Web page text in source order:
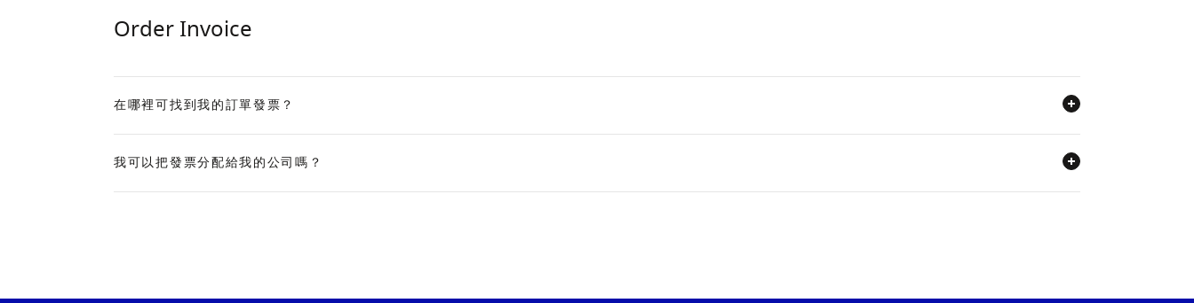
Order Invoice
在哪裡可找到我的訂單發票？
Expand
我可以把發票分配給我的公司嗎？
Expand